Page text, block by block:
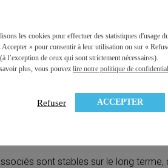
distribuer des revenus
values.
sont stables sur le long terme,
les cookies pour effectuer des statistiques d'usage
Accepter » pour consentir à leur utilisation ou sur «
l’exception de ceux qui sont strictement nécessaires).
plus, vous pouvez lire notre politique de
Refuser ACCEPTER